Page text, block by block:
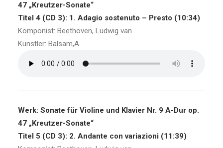
47 „Kreutzer-Sonate“
Titel 4 (CD 3): 1. Adagio sostenuto – Presto (10:34)
Komponist: Beethoven, Ludwig van
Künstler: Balsam,A.
Werk: Sonate für Violine und Klavier Nr. 9 A-Dur op.
47 „Kreutzer-Sonate“
Titel 5 (CD 3): 2. Andante con variazioni (11:39)